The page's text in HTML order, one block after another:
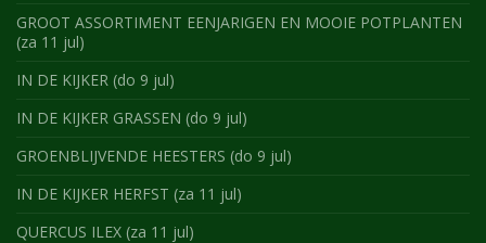
GROOT ASSORTIMENT EENJARIGEN EN MOOIE POTPLANTEN
(za 11 jul)
IN DE KIJKER (do 9 jul)
IN DE KIJKER GRASSEN (do 9 jul)
GROENBLIJVENDE HEESTERS (do 9 jul)
IN DE KIJKER HERFST (za 11 jul)
QUERCUS ILEX (za 11 jul)